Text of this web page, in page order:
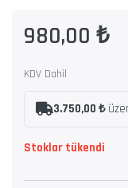
980,00 ₺
KDV Dahil
3.750,00 ₺
Stoklar tükendi